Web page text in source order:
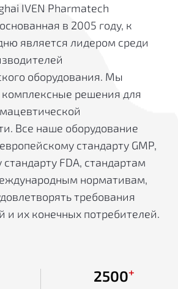
IVEN Pharmatech
в 2005 году, к
является лидером среди
оборудования. Мы
решения для
Все наше оборудование
стандарту GMP,
FDA, стандартам
нормативам,
требования
и их конечных потребителей.
2500+